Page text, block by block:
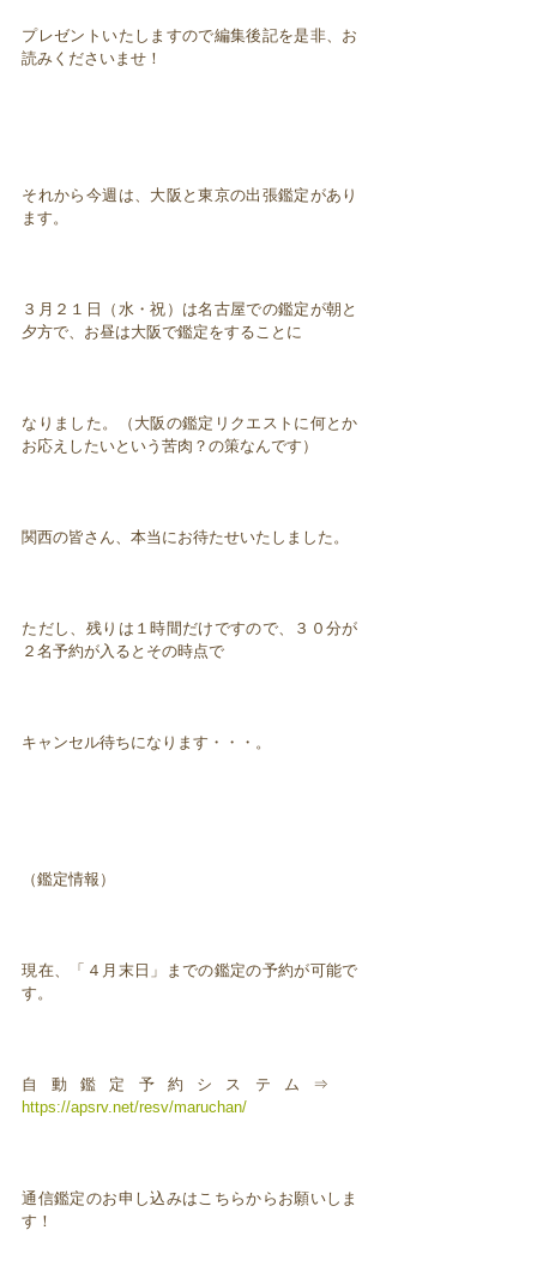
プレゼントいたしますので編集後記を是非、お
読みくださいませ！
それから今週は、大阪と東京の出張鑑定があり
ます。
３月２１日（水・祝）は名古屋での鑑定が朝と
夕方で、お昼は大阪で鑑定をすることに
なりました。（大阪の鑑定リクエストに何とか
お応えしたいという苦肉？の策なんです）
関西の皆さん、本当にお待たせいたしました。
ただし、残りは１時間だけですので、３０分が
２名予約が入るとその時点で
キャンセル待ちになります・・・。
（鑑定情報）
現在、「４月末日」までの鑑定の予約が可能で
す。
自動鑑定予約システム⇒
https://apsrv.net/resv/maruchan/
通信鑑定のお申し込みはこちらからお願いしま
す！